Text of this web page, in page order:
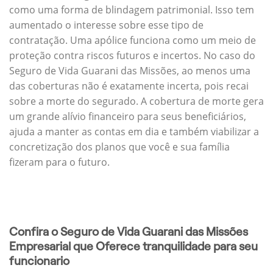
como uma forma de blindagem patrimonial. Isso tem
aumentado o interesse sobre esse tipo de
contratação. Uma apólice funciona como um meio de
proteção contra riscos futuros e incertos. No caso do
Seguro de Vida Guarani das Missões, ao menos uma
das coberturas não é exatamente incerta, pois recai
sobre a morte do segurado. A cobertura de morte gera
um grande alívio financeiro para seus beneficiários,
ajuda a manter as contas em dia e também viabilizar a
concretização dos planos que você e sua família
fizeram para o futuro.
Confira o Seguro de Vida Guarani das Missões
Empresarial que Oferece tranquilidade para seu
funcionario